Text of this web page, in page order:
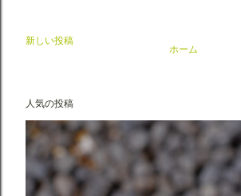
新しい投稿
ホーム
人気の投稿